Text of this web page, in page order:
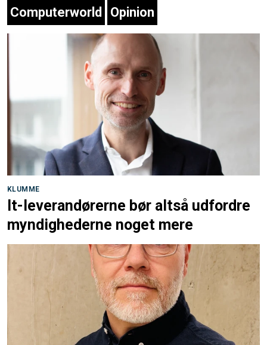
Computerworld Opinion
KLUMME
It-leverandørerne bør altså udfordre
myndighederne noget mere